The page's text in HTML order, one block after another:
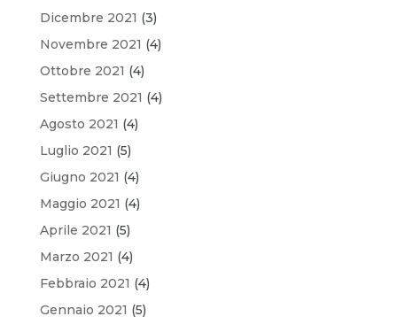
Dicembre 2021 (3)
Novembre 2021 (4)
Ottobre 2021 (4)
Settembre 2021 (4)
Agosto 2021 (4)
Luglio 2021 (5)
Giugno 2021 (4)
Maggio 2021 (4)
Aprile 2021 (5)
Marzo 2021 (4)
Febbraio 2021 (4)
Gennaio 2021 (5)